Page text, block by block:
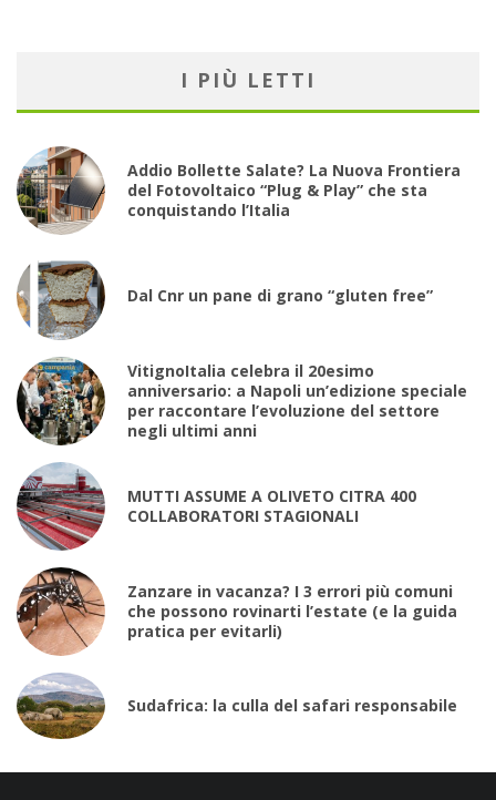
I PIÙ LETTI
Addio Bollette Salate? La Nuova Frontiera
del Fotovoltaico “Plug & Play” che sta
conquistando l’Italia
Dal Cnr un pane di grano “gluten free”
VitignoItalia celebra il 20esimo
anniversario: a Napoli un’edizione speciale
per raccontare l’evoluzione del settore
negli ultimi anni
MUTTI ASSUME A OLIVETO CITRA 400
COLLABORATORI STAGIONALI
Zanzare in vacanza? I 3 errori più comuni
che possono rovinarti l’estate (e la guida
pratica per evitarli)
Sudafrica: la culla del safari responsabile